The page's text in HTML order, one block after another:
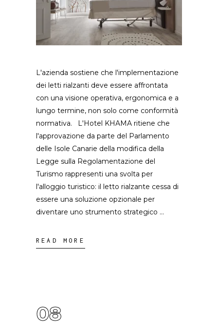
L'azienda sostiene che l'implementazione
dei letti rialzanti deve essere affrontata
con una visione operativa, ergonomica e a
lungo termine, non solo come conformità
normativa. L'Hotel KHAMA ritiene che
l'approvazione da parte del Parlamento
delle Isole Canarie della modifica della
Legge sulla Regolamentazione del
Turismo rappresenti una svolta per
l'alloggio turistico: il letto rialzante cessa di
essere una soluzione opzionale per
diventare uno strumento strategico
READ MORE
08